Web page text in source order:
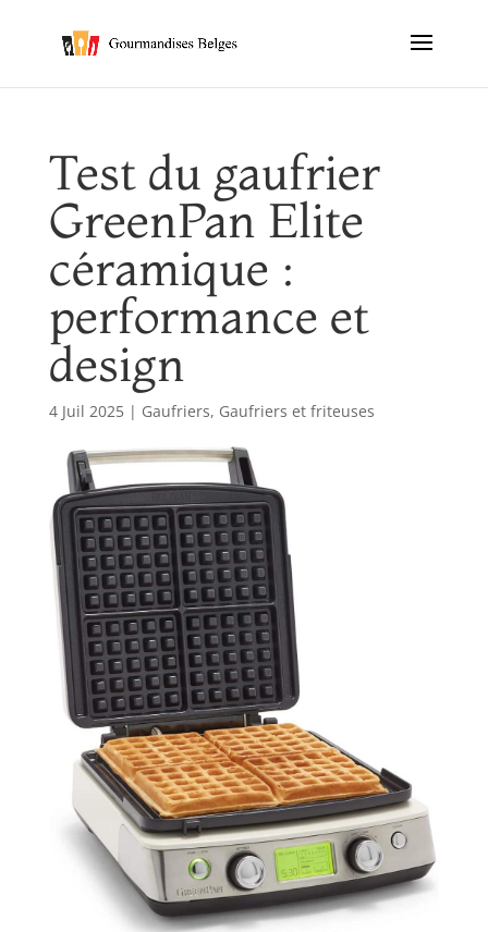
Test du gaufrier
GreenPan Elite
céramique :
performance et
design
4 Juil 2025| Gaufriers, Gaufriers et friteuses